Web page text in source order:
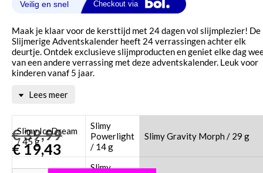
Maak je klaar voor de kersttijd met 24 dagen vol slijmplezier! De
Slijmerige Adventskalender heeft 24 verrassingen achter elk
deurtje. Ontdek exclusieve slijmproducten en geniet elke dag
van een andere verrassing met deze adventskalender. Leuk voor
kinderen vanaf 5 jaar.
Inhoud:
Slimy IceDream
/ 45 g
Slimy
Powerlight
/ 14 g
Slimy Gravity Morph / 29 g
Slimy
Lees meer
€39,99
€19,43